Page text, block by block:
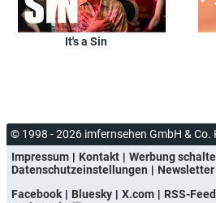
It's a Sin
© 1998 - 2026 imfernsehen GmbH & Co.
Impressum
Kontakt Werbung
Datenschutzeinstellungen
Newsletter
Facebook
Bluesky X.com RSS-Feed